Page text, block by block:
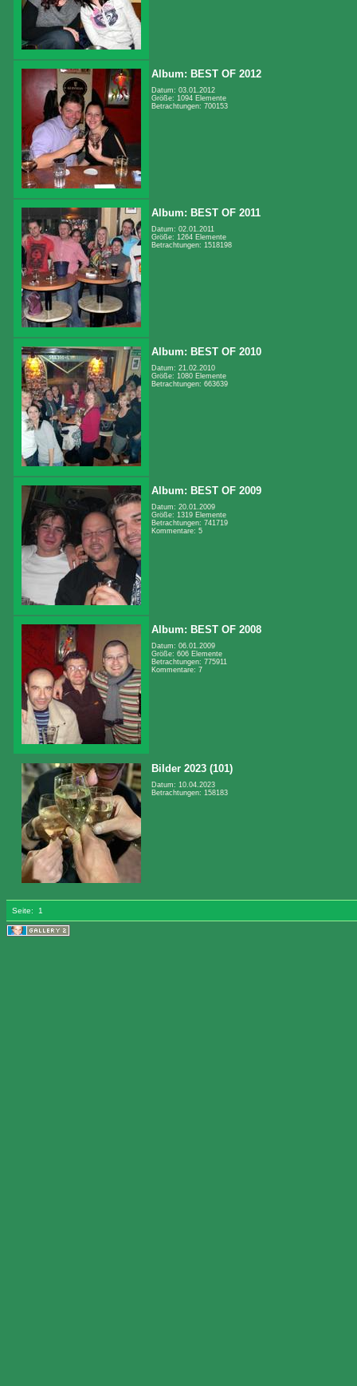
Album: BEST OF 2012
Datum: 03.01.2012
Größe: 1094 Elemente
Betrachtungen: 700153
Album: BEST OF 2011
Datum: 02.01.2011
Größe: 1264 Elemente
Betrachtungen: 1518198
Album: BEST OF 2010
Datum: 21.02.2010
Größe: 1080 Elemente
Betrachtungen: 663639
Album: BEST OF 2009
Datum: 20.01.2009
Größe: 1319 Elemente
Betrachtungen: 741719
Kommentare: 5
Album: BEST OF 2008
Datum: 06.01.2009
Größe: 606 Elemente
Betrachtungen: 775911
Kommentare: 7
Bilder 2023 (101)
Datum: 10.04.2023
Betrachtungen: 158183
Seite: 1